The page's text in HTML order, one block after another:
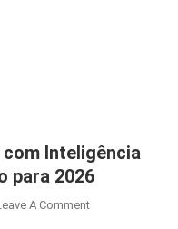
Inteligência
para 2026
A CommentOn